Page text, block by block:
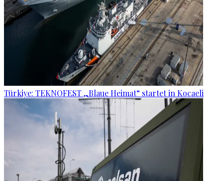
Türkiye: TEKNOFEST „Blaue Heimat“ startet in Kocaeli